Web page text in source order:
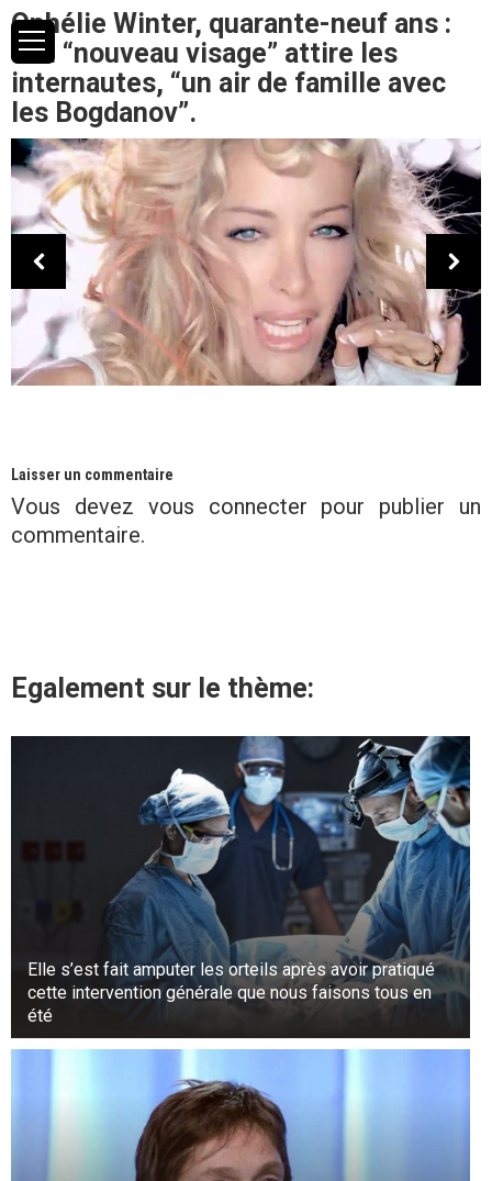
Ophélie Winter, quarante-neuf ans :
son “nouveau visage” attire les
internautes, “un air de famille avec
les Bogdanov”.
Laisser un commentaire
Vous devez vous connecter pour publier un
commentaire.
Egalement sur le thème:
Elle s’est fait amputer les orteils après avoir pratiqué
cette intervention générale que nous faisons tous en
été